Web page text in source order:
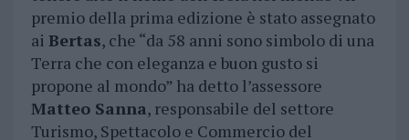
premio della prima edizione è stato assegnato
ai Bertas, che “da 58 anni sono simbolo di una
Terra che con eleganza e buon gusto si
propone al mondo” ha detto l’assessore
Matteo Sanna, responsabile del settore
Turismo, Spettacolo e Commercio del